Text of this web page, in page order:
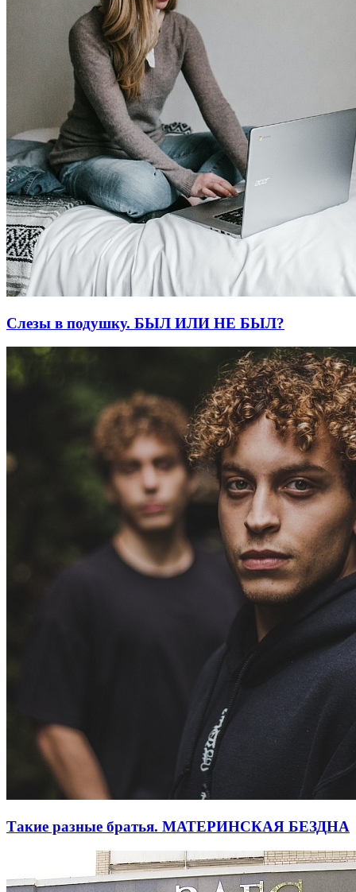
Слезы в подушку. БЫЛ ИЛИ НЕ БЫЛ?
Такие разные братья. МАТЕРИНСКАЯ БЕЗДНА